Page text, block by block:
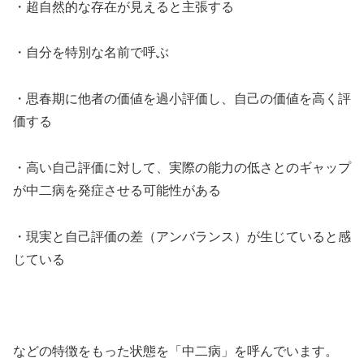
・超自然的な存在が見えると主張する
・自分を特別な名前で呼ぶ
・思春期に他者の価値を過小評価し、自己の価値を高く評
価する
・高い自己評価に対して、実際の能力の低さとのギャップ
が中二病を発症させる可能性がある
・現実と自己評価の差（アンバランス）が生じていると感
じている
などの特徴をもった状態を「中二病」を呼んでいます。